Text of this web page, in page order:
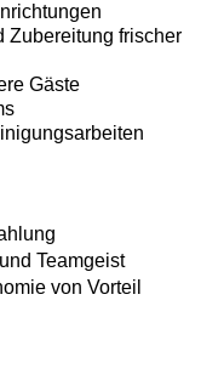
Zubereitung frischer
Gäste
Teamgeist
von Vorteil